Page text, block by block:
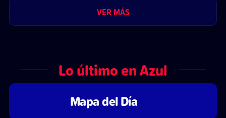
VER MÁS
Lo último en Azul
Mapa del Día